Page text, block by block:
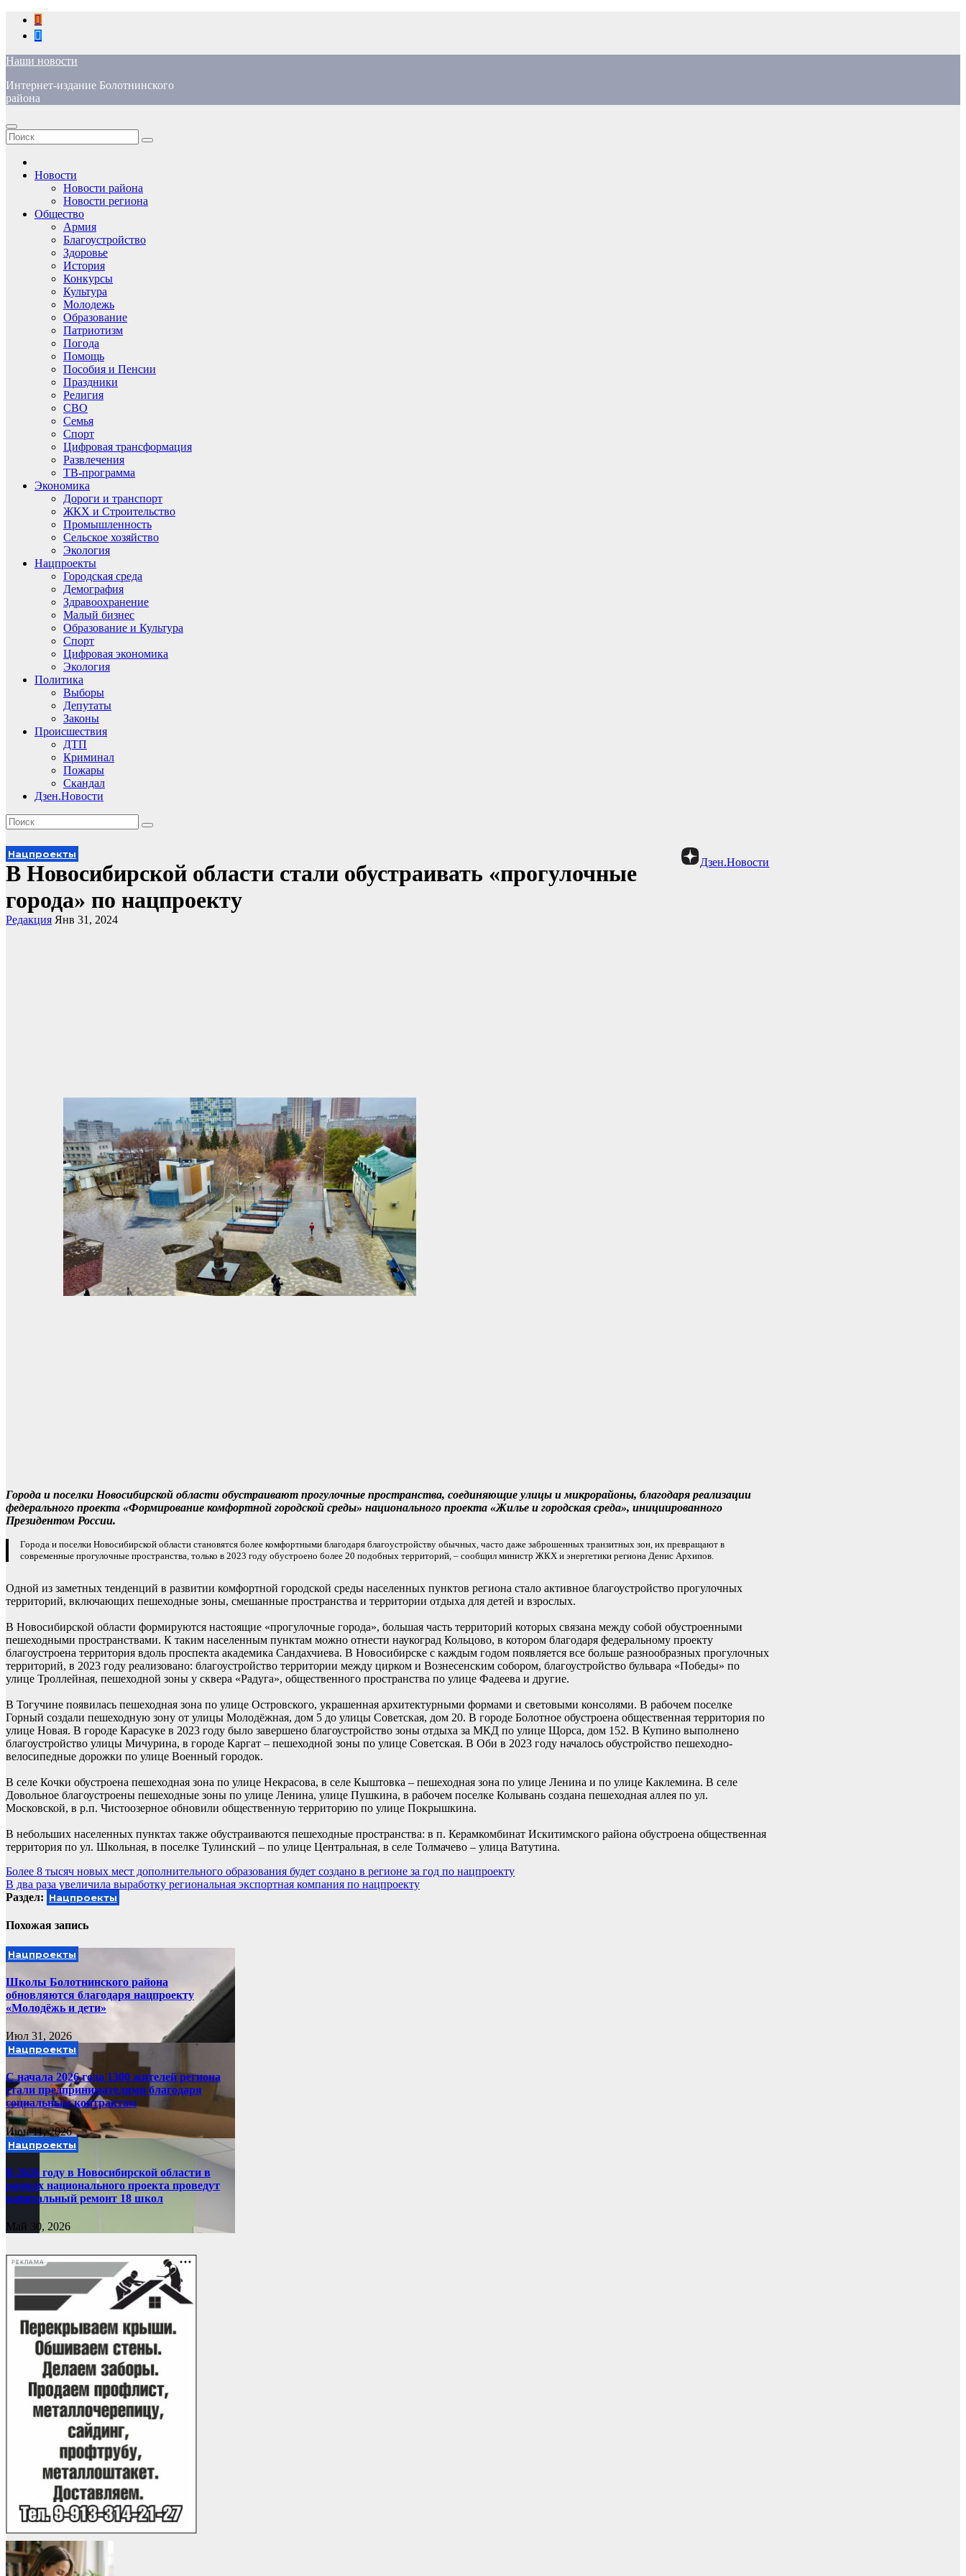
Перейти
содержимому
Наши новости
Интернет-издание Болотнинского
района
Новости
Новости района
Новости региона
Общество
Армия
Благоустройство
Здоровье
История
Конкурсы
Культура
Молодежь
Образование
Патриотизм
Погода
Помощь
Пособия и Пенсии
Праздники
Религия
СВО
Семья
Спорт
Цифровая трансформация
Развлечения
ТВ-программа
Экономика
Дороги и транспорт
ЖКХ и Строительство
Промышленность
Сельское хозяйство
Экология
Нацпроекты
Городская среда
Демография
Здравоохранение
Малый бизнес
Образование и Культура
Спорт
Цифровая экономика
Экология
Политика
Выборы
Депутаты
Законы
Происшествия
ДТП
Криминал
Пожары
Скандал
Дзен.Новости
Дзен.Новости
Нацпроекты
В Новосибирской области стали обустраивать «прогулочные
города» по нацпроекту
Редакция Янв 31, 2024
Города и поселки Новосибирской области обустраивают прогулочные пространства, соединяющие улицы и микрорайоны, благодаря реализации
федерального проекта «Формирование комфортной городской среды» национального проекта «Жилье и городская среда», инициированного
Президентом России.
Города и поселки Новосибирской области становятся более комфортными благодаря благоустройству обычных, часто даже заброшенных транзитных зон, их превращают в
современные прогулочные пространства, только в 2023 году обустроено более 20 подобных территорий, – сообщил министр ЖКХ и энергетики региона Денис Архипов.
Одной из заметных тенденций в развитии комфортной городской среды населенных пунктов региона стало активное благоустройство прогулочных
территорий, включающих пешеходные зоны, смешанные пространства и территории отдыха для детей и взрослых.
В Новосибирской области формируются настоящие «прогулочные города», большая часть территорий которых связана между собой обустроенными
пешеходными пространствами. К таким населенным пунктам можно отнести наукоград Кольцово, в котором благодаря федеральному проекту
благоустроена территория вдоль проспекта академика Сандахчиева. В Новосибирске с каждым годом появляется все больше разнообразных прогулочных
территорий, в 2023 году реализовано: благоустройство территории между цирком и Вознесенским собором, благоустройство бульвара «Победы» по
улице Троллейная, пешеходной зоны у сквера «Радуга», общественного пространства по улице Фадеева и другие.
В Тогучине появилась пешеходная зона по улице Островского, украшенная архитектурными формами и световыми консолями. В рабочем поселке
Горный создали пешеходную зону от улицы Молодёжная, дом 5 до улицы Советская, дом 20. В городе Болотное обустроена общественная территория по
улице Новая. В городе Карасуке в 2023 году было завершено благоустройство зоны отдыха за МКД по улице Щорса, дом 152. В Купино выполнено
благоустройство улицы Мичурина, в городе Каргат – пешеходной зоны по улице Советская. В Оби в 2023 году началось обустройство пешеходно-
велосипедные дорожки по улице Военный городок.
В селе Кочки обустроена пешеходная зона по улице Некрасова, в селе Кыштовка – пешеходная зона по улице Ленина и по улице Каклемина. В селе
Довольное благоустроены пешеходные зоны по улице Ленина, улице Пушкина, в рабочем поселке Колывань создана пешеходная аллея по ул.
Московской, в р.п. Чистоозерное обновили общественную территорию по улице Покрышкина.
В небольших населенных пунктах также обустраиваются пешеходные пространства: в п. Керамкомбинат Искитимского района обустроена общественная
территория по ул. Школьная, в поселке Тулинский – по улице Центральная, в селе Толмачево – улица Ватутина.
Навигация
по
Более 8 тысяч новых мест дополнительного образования будет создано в регионе за год по нацпроекту
В два раза увеличила выработку региональная экспортная компания по нацпроекту
Раздел: Нацпроекты
Похожая запись
Нацпроекты
Школы Болотнинского района
обновляются благодаря нацпроекту
«Молодёжь и дети»
Июл 31, 2026
Нацпроекты
С начала 2026 года 1300 жителей региона
стали предпринимателями благодаря
социальным контрактам
Июн 11, 2026
Нацпроекты
В 2026 году в Новосибирской области в
рамках национального проекта проведут
капитальный ремонт 18 школ
Май 30, 2026
РЕКЛАМА